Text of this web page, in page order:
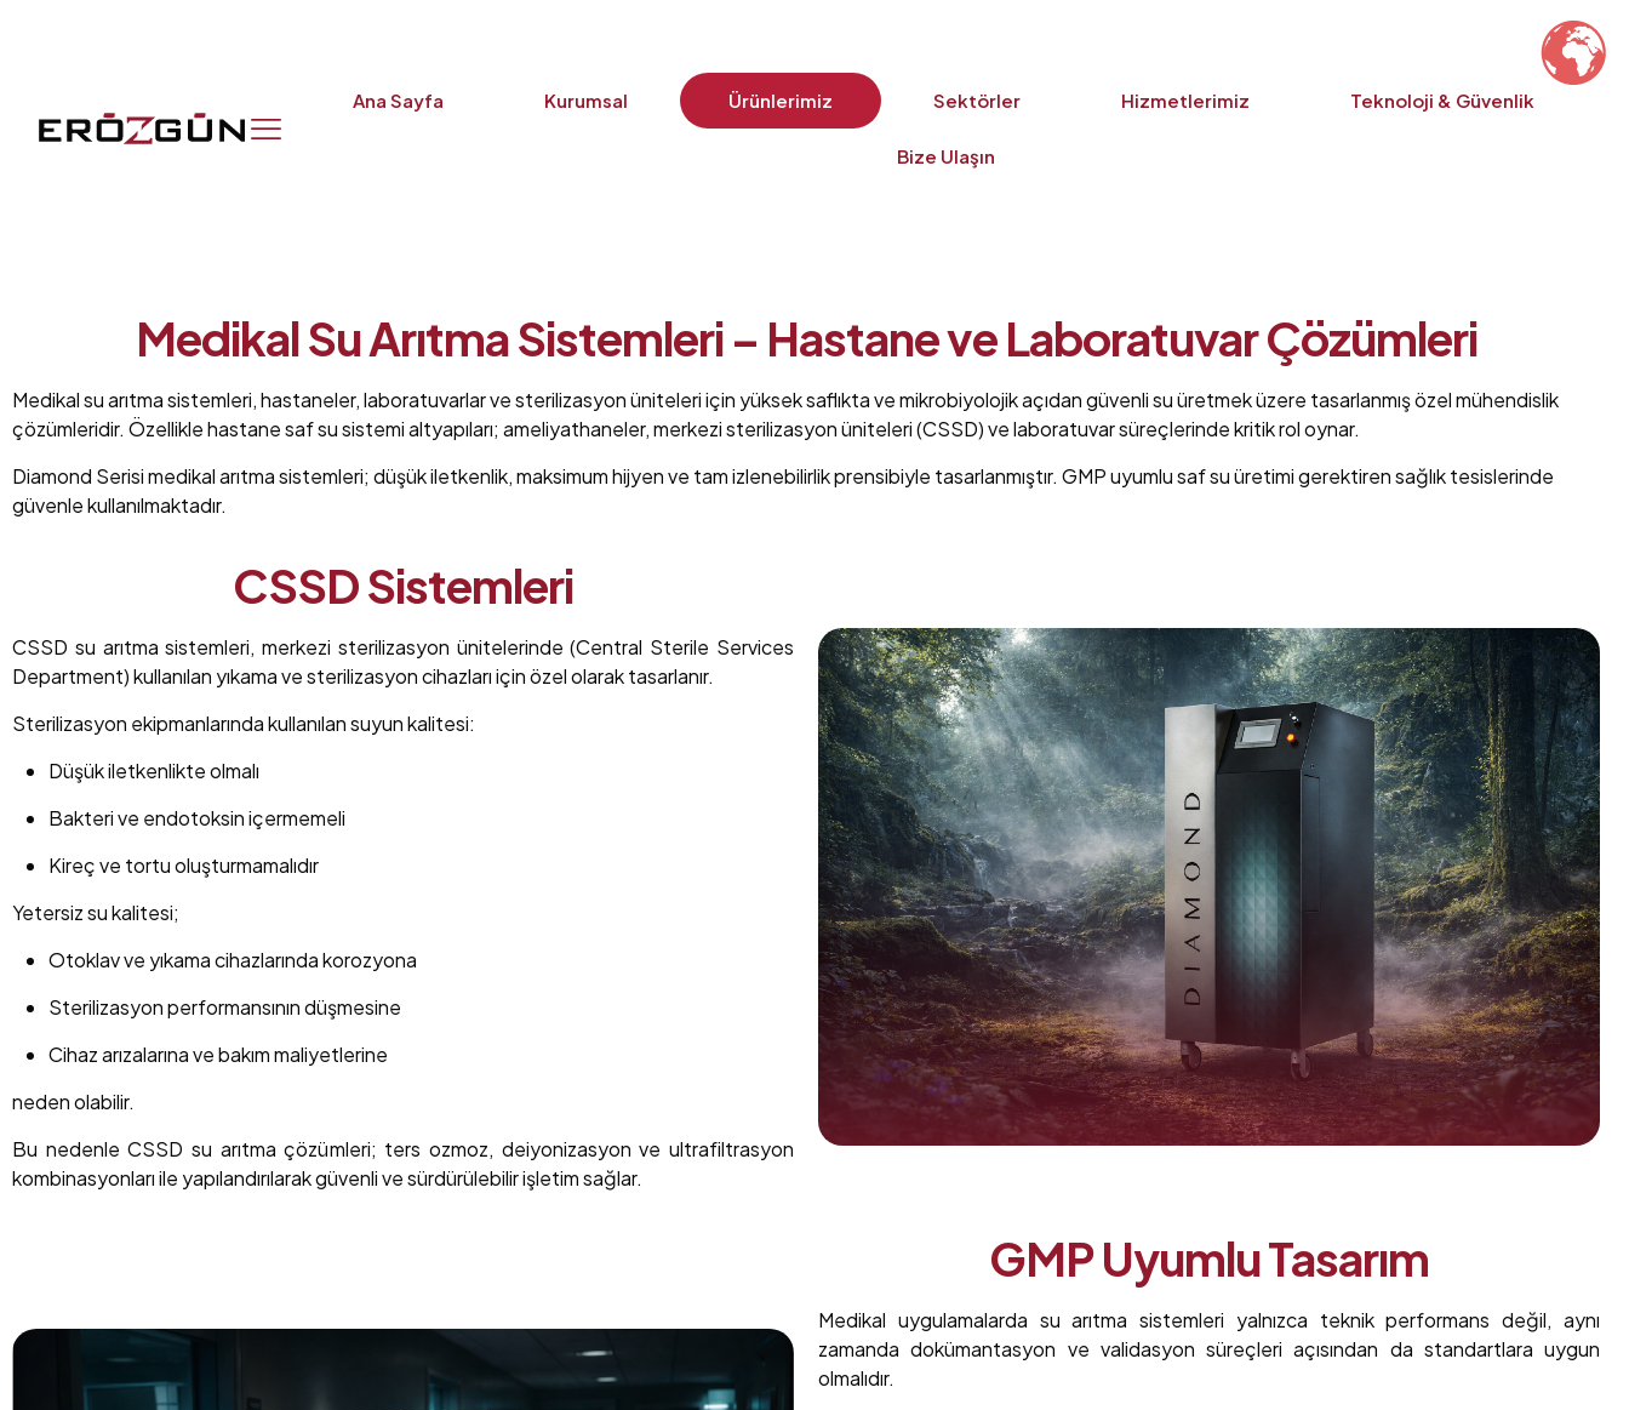
Ana Sayfa Kurumsal Ürünlerimiz Sektörler Hizmetlerimiz Teknoloji & Güvenlik
Bize Ulaşın
Medikal Su Arıtma Sistemleri – Hastane ve Laboratuvar Çözümleri
Medikal su arıtma sistemleri, hastaneler, laboratuvarlar ve sterilizasyon üniteleri için yüksek saflıkta ve mikrobiyolojik açıdan güvenli su üretmek üzere tasarlanmış özel mühendislik
çözümleridir. Özellikle hastane saf su sistemi altyapıları; ameliyathaneler, merkezi sterilizasyon üniteleri (CSSD) ve laboratuvar süreçlerinde kritik rol oynar.
Diamond Serisi medikal arıtma sistemleri; düşük iletkenlik, maksimum hijyen ve tam izlenebilirlik prensibiyle tasarlanmıştır. GMP uyumlu saf su üretimi gerektiren sağlık tesislerinde
güvenle kullanılmaktadır.
CSSD Sistemleri
CSSD su arıtma sistemleri, merkezi sterilizasyon ünitelerinde (Central Sterile Services
Department) kullanılan yıkama ve sterilizasyon cihazları için özel olarak tasarlanır.
Sterilizasyon ekipmanlarında kullanılan suyun kalitesi:
Düşük iletkenlikte olmalı
Bakteri ve endotoksin içermemeli
Kireç ve tortu oluşturmamalıdır
Yetersiz su kalitesi;
Otoklav ve yıkama cihazlarında korozyona
Sterilizasyon performansının düşmesine
Cihaz arızalarına ve bakım maliyetlerine
neden olabilir.
Bu nedenle CSSD su arıtma çözümleri; ters ozmoz, deiyonizasyon ve ultrafiltrasyon
kombinasyonları ile yapılandırılarak güvenli ve sürdürülebilir işletim sağlar.
GMP Uyumlu Tasarım
Medikal uygulamalarda su arıtma sistemleri yalnızca teknik performans değil, aynı
zamanda dokümantasyon ve validasyon süreçleri açısından da standartlara uygun
olmalıdır.